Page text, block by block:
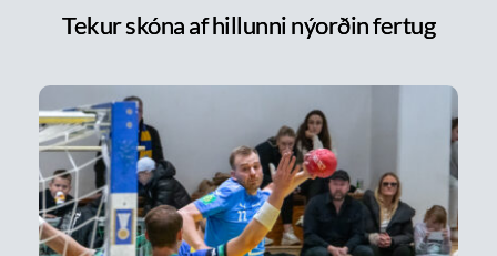
Tekur skóna af hillunni nýorðin fertug